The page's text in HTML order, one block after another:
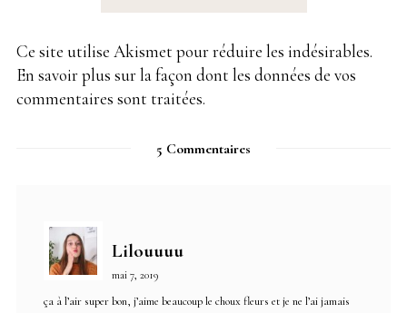
Ce site utilise Akismet pour réduire les indésirables.
En savoir plus sur la façon dont les données de vos
commentaires sont traitées.
5 Commentaires
Lilouuuu
mai 7, 2019
ça à l’air super bon, j’aime beaucoup le choux fleurs et je ne l’ai jamais